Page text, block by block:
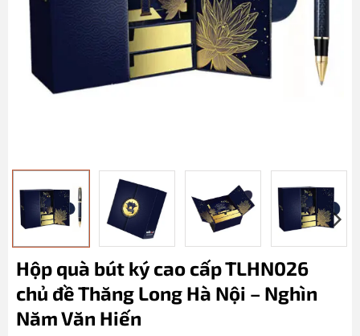
Hộp quà bút ký cao cấp TLHN026
chủ đề Thăng Long Hà Nội – Nghìn
Năm Văn Hiến